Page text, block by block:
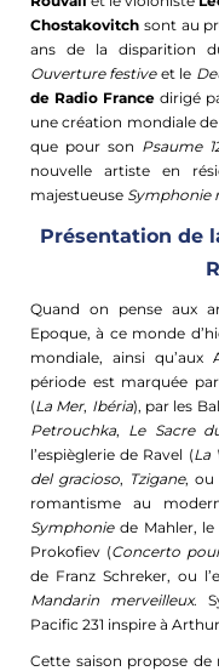
Chostakovitch sont au
ans de la disparition
Ouverture festiveet le
de Radio France dirigé
une création mondiale
que pour son Psaume
nouvelle artiste en
majestueuse Symphonie
Présentation de
Quand on pense aux
Epoque, à ce monde
mondiale, ainsi
période est marquée
(La Mer, Ibéria), par les
Petrouchka, Le Sacre
l’espièglerie de Ravel (La
del gracioso, Tzigane, ou
romantisme au
Symphoniede Mahler, le
Prokofiev (Concerto
de Franz Schreker, ou
Mandarin merveilleux.
Pacific 231 inspire à
Cette saison propose